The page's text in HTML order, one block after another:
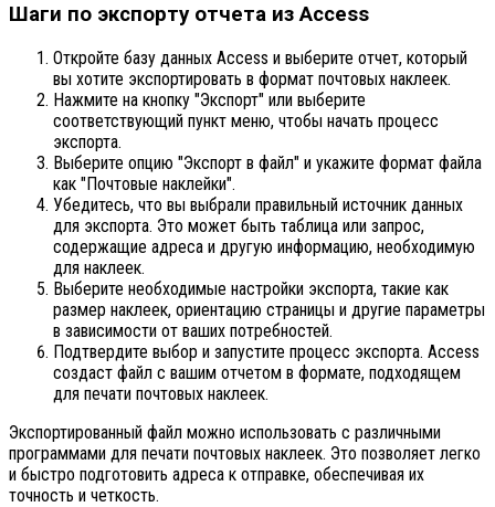
Шаги по экспорту отчета из Access
Откройте базу данных Access и выберите отчет, который
вы хотите экспортировать в формат почтовых наклеек.
Нажмите на кнопку "Экспорт" или выберите
соответствующий пункт меню, чтобы начать процесс
экспорта.
Выберите опцию "Экспорт в файл" и укажите формат файла
как "Почтовые наклейки".
Убедитесь, что вы выбрали правильный источник данных
для экспорта. Это может быть таблица или запрос,
содержащие адреса и другую информацию, необходимую
для наклеек.
Выберите необходимые настройки экспорта, такие как
размер наклеек, ориентацию страницы и другие параметры
в зависимости от ваших потребностей.
Подтвердите выбор и запустите процесс экспорта. Access
создаст файл с вашим отчетом в формате, подходящем
для печати почтовых наклеек.
Экспортированный файл можно использовать с различными
программами для печати почтовых наклеек. Это позволяет легко
и быстро подготовить адреса к отправке, обеспечивая их
точность и четкость.